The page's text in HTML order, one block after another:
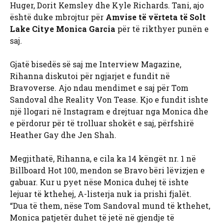
Huger, Dorit Kemsley dhe Kyle Richards. Tani, ajo
është duke mbrojtur për Amvise të vërteta të Solt
Lake Citye Monica Garcia për të rikthyer punën e
saj.
Gjatë bisedës së saj me Interview Magazine,
Rihanna diskutoi për ngjarjet e fundit në
Bravoverse. Ajo ndau mendimet e saj për Tom
Sandoval dhe Reality Von Tease. Kjo e fundit ishte
një llogari në Instagram e drejtuar nga Monica dhe
e përdorur për të trolluar shokët e saj, përfshirë
Heather Gay dhe Jen Shah.
Megjithatë, Rihanna, e cila ka 14 këngët nr. 1 në
Billboard Hot 100, mendon se Bravo bëri lëvizjen e
gabuar. Kur u pyet nëse Monica duhej të ishte
lejuar të kthehej, A-listerja nuk ia prishi fjalët.
“Dua të them, nëse Tom Sandoval mund të kthehet,
Monica patjetër duhet të jetë në gjendje të